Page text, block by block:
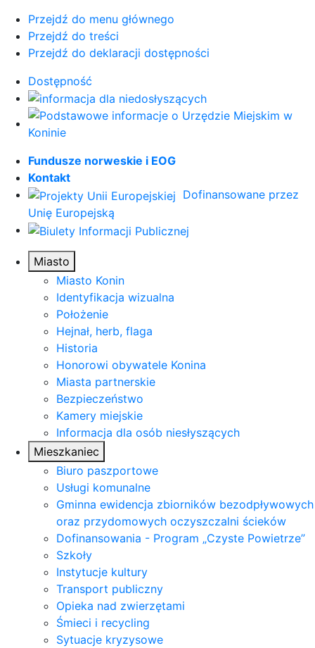
Przejdź do menu głównego
Przejdź do treści
Przejdź do deklaracji dostępności
Dostępność
Fundusze norweskie i EOG
Kontakt
Dofinansowane przez
Unię Europejską
Miasto
Miasto Konin
Identyfikacja wizualna
Położenie
Hejnał, herb, flaga
Historia
Honorowi obywatele Konina
Miasta partnerskie
Bezpieczeństwo
Kamery miejskie
Informacja dla osób niesłyszących
Mieszkaniec
Biuro paszportowe
Usługi komunalne
Gminna ewidencja zbiorników bezodpływowych
oraz przydomowych oczyszczalni ścieków
Dofinansowania - Program „Czyste Powietrze”
Szkoły
Instytucje kultury
Transport publiczny
Opieka nad zwierzętami
Śmieci i recycling
Sytuacje kryzysowe